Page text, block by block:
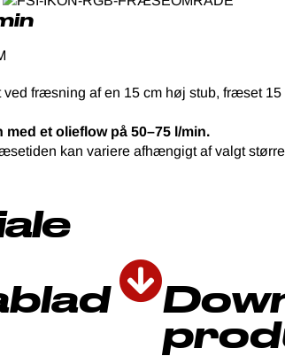
fræsning af en 15 cm høj stub, fræset 15
et olieflow på 50–75 l/min.
kan variere afhængigt af valgt